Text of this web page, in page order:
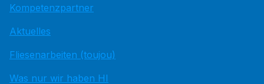
Kompetenzpartner
Aktuelles
Fliesenarbeiten (toujou)
Was nur wir haben HI